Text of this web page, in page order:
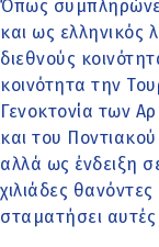
Όπως
και ως ελληνικός
διεθνούς
κοινότητα την
Γενοκτονία των
και του
αλλά ως ένδειξη
χιλιάδες
σταματήσει αυτές